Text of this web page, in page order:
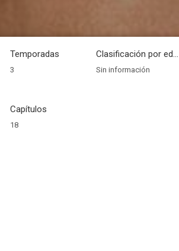
Temporadas
3
Clasificación por edades
Sin información
Capítulos
18